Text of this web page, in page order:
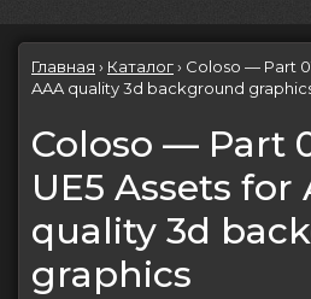
Главная › Каталог› Coloso — Part
AAA quality 3d background
Coloso — Part
UE5 Assets for
quality 3d
graphics